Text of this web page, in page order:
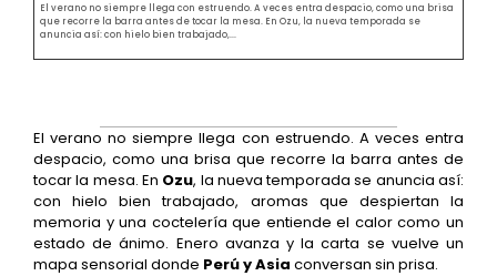
El verano no siempre llega con estruendo. A veces entra despacio, como una brisa
que recorre la barra antes de tocar la mesa. En Ozu, la nueva temporada se
anuncia así: con hielo bien trabajado,...
El verano no siempre llega con estruendo. A veces entra
despacio, como una brisa que recorre la barra antes de
tocar la mesa. En Ozu, la nueva temporada se anuncia así:
con hielo bien trabajado, aromas que despiertan la
memoria y una coctelería que entiende el calor como un
estado de ánimo. Enero avanza y la carta se vuelve un
mapa sensorial donde Perú y Asia conversan sin prisa.